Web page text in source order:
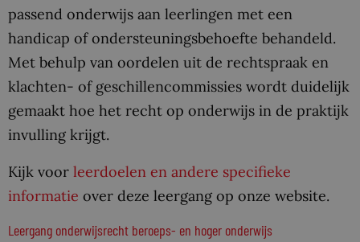
passend onderwijs aan leerlingen met een
handicap of ondersteuningsbehoefte behandeld.
Met behulp van oordelen uit de rechtspraak en
klachten- of geschillencommissies wordt duidelijk
gemaakt hoe het recht op onderwijs in de praktijk
invulling krijgt.
Kijk voor leerdoelen en andere specifieke
informatie over deze leergang op onze website.
Leergang onderwijsrecht beroeps- en hoger onderwijs